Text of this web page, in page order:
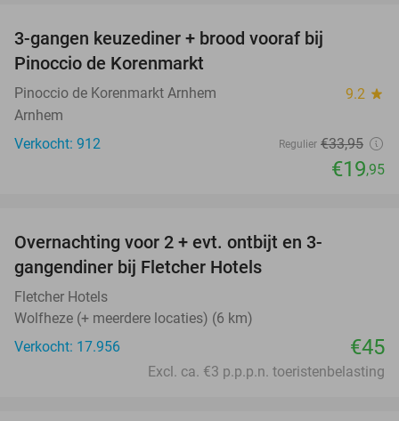
3-gangen keuzediner + brood vooraf bij
Pinoccio de Korenmarkt
Pinoccio de Korenmarkt Arnhem 9.2 star
Arnhem
Verkocht: 912
Regulier €33,95
€19,95
Overnachting voor 2 + evt. ontbijt en 3-
gangendiner bij Fletcher Hotels
Fletcher Hotels
Wolfheze (+ meerdere locaties) (6 km)
Verkocht: 17.956
€45
Excl. ca. €3 p.p.p.n. toeristenbelasting